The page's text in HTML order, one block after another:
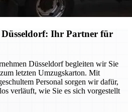
Düsseldorf: Ihr Partner für
Düsseldorf begleiten wir Sie
letzten Umzugskarton. Mit
Personal sorgen wir dafür,
verläuft, wie Sie es sich vorgestellt